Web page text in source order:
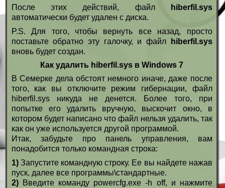
После этих действий, файл
hiberfil.sys
автоматически будет удален с диска.
P.S. Для того, чтобы вернуть все назад, просто
поставьте обратно эту галочку, и файл
hiberfil.sys
вновь будет создан.
Как удалить hiberfil.sys в Windows 7
В Семерке дела обстоят немного иначе, даже после
того, как вы отключите режим гибернации, файл
hiberfil.sys никуда не денется. Более того, при
попытке его удалить вручную, выскочит окно, в
котором будет написано что файл нельзя удалить, так
как он уже используется другой программой.
Итак, забудьте про панель управления, вам
понадобится только командная строка:
1)Запустите командную строку. Ее вы найдете нажав
пуск, далее все программы\стандартные.
2)Введите команду powercfg.exe -h off, и нажмите